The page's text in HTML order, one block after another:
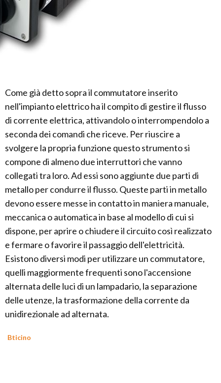
Come già detto sopra il commutatore inserito
nell'impianto elettrico ha il compito di gestire il flusso
di corrente elettrica, attivandolo o interrompendolo a
seconda dei comandi che riceve. Per riuscire a
svolgere la propria funzione questo strumento si
compone di almeno due interruttori che vanno
collegati tra loro. Ad essi sono aggiunte due parti di
metallo per condurre il flusso. Queste parti in metallo
devono essere messe in contatto in maniera manuale,
meccanica o automatica in base al modello di cui si
dispone, per aprire o chiudere il circuito così realizzato
e fermare o favorire il passaggio dell'elettricità.
Esistono diversi modi per utilizzare un commutatore,
quelli maggiormente frequenti sono l'accensione
alternata delle luci di un lampadario, la separazione
delle utenze, la trasformazione della corrente da
unidirezionale ad alternata.
Bticino